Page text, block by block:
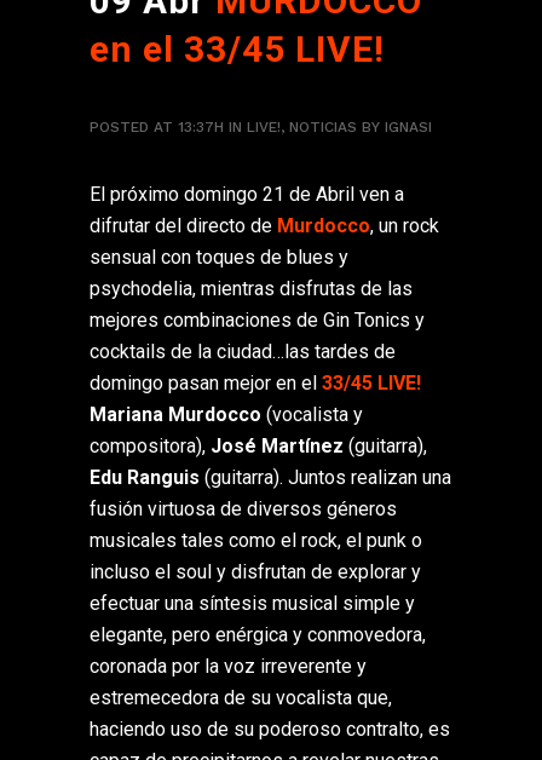
en el 33/45 LIVE!
POSTED AT 13:37H IN LIVE!, NOTICIAS BY IGNASI
El próximo domingo 21 de Abril ven a
difrutar del directo de Murdocco, un rock
sensual con toques de blues y
psychodelia, mientras disfrutas de las
mejores combinaciones de Gin Tonics y
cocktails de la ciudad…las tardes de
domingo pasan mejor en el 33/45 LIVE!
Mariana Murdocco (vocalista y
compositora), José Martínez (guitarra),
Edu Ranguis (guitarra). Juntos realizan una
fusión virtuosa de diversos géneros
musicales tales como el rock, el punk o
incluso el soul y disfrutan de explorar y
efectuar una síntesis musical simple y
elegante, pero enérgica y conmovedora,
coronada por la voz irreverente y
estremecedora de su vocalista que,
haciendo uso de su poderoso contralto, es